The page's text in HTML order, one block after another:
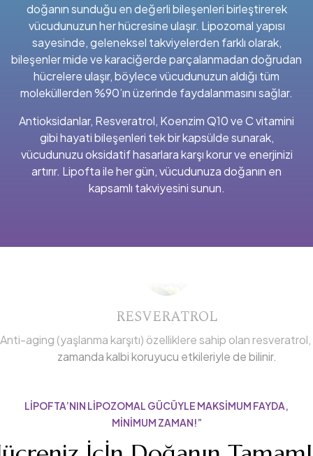
doğanın sunduğu en değerli bileşenleri birleştirerek
vücudunuzun her hücresine ulaşır. Lipozomal yapısı
sayesinde, geleneksel takviyelerden farklı olarak,
bileşenler mide ve karaciğerde parçalanmadan doğrudan
hücrelere ulaşır, böylece vücudunuzun aldığı tüm
moleküllerden %90’ın üzerinde faydalanmasını sağlar.
Antioksidanlar, Resveratrol, Koenzim Q10 ve C vitamini
gibi hayati bileşenleri tek bir kapsülde sunarak,
vücudunuzu oksidatif hasarlara karşı korur ve enerjinizi
artırır. Lipofta ile her gün, vücudunuza doğanın en
kapsamlı takviyesini sunun.
LİPOFTA’NIN LİPOZOMAL GÜCÜYLE MAKSİMUM FAYDA,
MİNİMUM ZAMAN!”
RESVERATROL
Anti-aging (yaşlanma karşıtı) özelliklere sahip olan resveratrol,
zamanda kalbi koruyucu etkileriyle de bilinir.